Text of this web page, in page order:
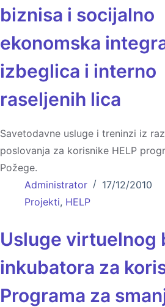
biznisa i socijalno
ekonomska
izbeglica i interno
raselјenih lica
Savetodavne usluge i treninzi iz
poslovanja za korisnike HELP
Požege.
Administrator
17/12/2010
Projekti, HELP
Usluge virtuelnog
inkubatora za
Programa za